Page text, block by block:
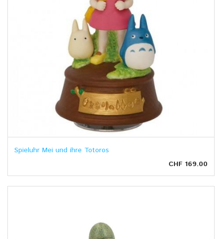
Spieluhr Mei und ihre Totoros
CHF 169.00